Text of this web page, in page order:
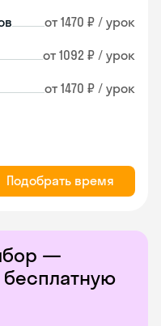
от 1470 ₽ / урок
от 1092 ₽ / урок
от 1470 ₽ / урок
Подобрать время
—
бесплатную